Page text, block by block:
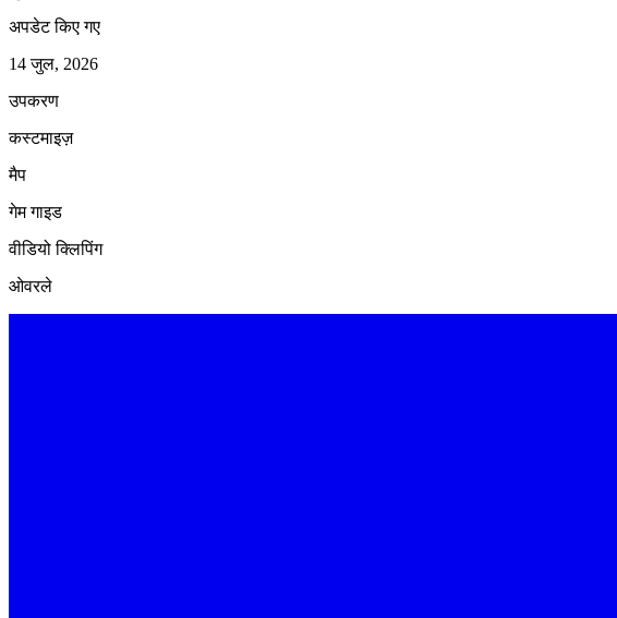
अपडेट किए गए
14 जुल, 2026
उपकरण
कस्टमाइज़
मैप
गेम गाइड
वीडियो क्लिपिंग
ओवरले